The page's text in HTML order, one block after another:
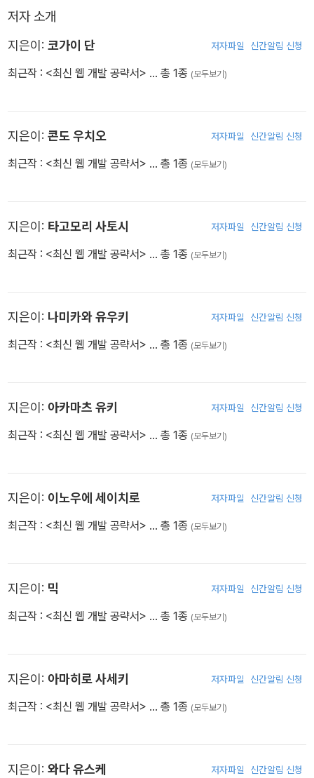
저자 소개
지은이: 코가이 단 저자파일 신간알림 신청
최근작 : <최신 웹 개발 공략서> … 총 1종 (모두보기)
지은이: 콘도 우치오 저자파일 신간알림 신청
최근작 : <최신 웹 개발 공략서> … 총 1종 (모두보기)
지은이: 타고모리 사토시 저자파일 신간알림 신청
최근작 : <최신 웹 개발 공략서> … 총 1종 (모두보기)
지은이: 나미카와 유우키 저자파일 신간알림 신청
최근작 : <최신 웹 개발 공략서> … 총 1종 (모두보기)
지은이: 아카마츠 유키 저자파일 신간알림 신청
최근작 : <최신 웹 개발 공략서> … 총 1종 (모두보기)
지은이: 이노우에 세이치로 저자파일 신간알림 신청
최근작 : <최신 웹 개발 공략서> … 총 1종 (모두보기)
지은이: 믹 저자파일 신간알림 신청
최근작 : <최신 웹 개발 공략서> … 총 1종 (모두보기)
지은이: 아마히로 사세키 저자파일 신간알림 신청
최근작 : <최신 웹 개발 공략서> … 총 1종 (모두보기)
지은이: 와다 유스케 저자파일 신간알림 신청